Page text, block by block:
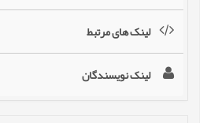
لینک های مرتبط
لینک نویسندگان